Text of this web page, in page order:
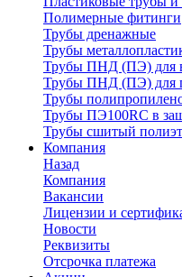
Полимерные фитинги
Трубы дренажные
Трубы
Трубы ПНД (ПЭ) для
Трубы ПНД (ПЭ) для
Трубы
Трубы ПЭ100RC в
Трубы сшитый
Компания
Назад
Компания
Вакансии
Лицензии и
Новости
Реквизиты
Отсрочка платежа